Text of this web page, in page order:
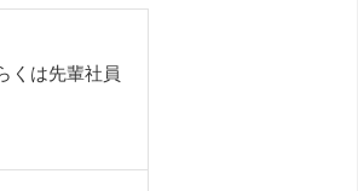
くは先輩社員